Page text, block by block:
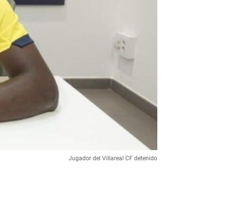
Jugador del Villareal CF detenido